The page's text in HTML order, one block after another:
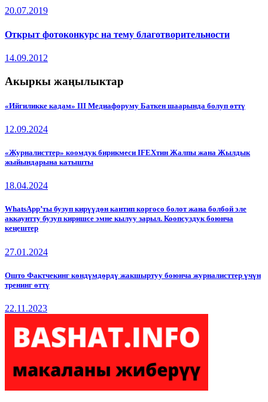
20.07.2019
Открыт фотоконкурс на тему благотворительности
14.09.2012
Акыркы жаңылыктар
«Ийгиликке кадам» III Медиафоруму Баткен шаарында болуп өттү
12.09.2024
«Журналисттер» коомдук бирикмеси IFEXтин Жалпы жана Жылдык
жыйындарына катышты
18.04.2024
WhatsApp’ты бузуп кирүүдөн кантип коргосо болот жана болбой эле
аккаунтту бузуп киришсе эмне кылуу зарыл. Коопсуздук боюнча
кеңештер
27.01.2024
Ошто Фактчекинг көндүмдөрдү жакшыртуу боюнча журналисттер үчүн
тренинг өттү
22.11.2023